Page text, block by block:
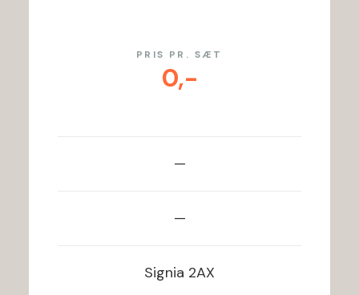
PRIS PR. SÆT
0,-
—
—
Signia 2AX